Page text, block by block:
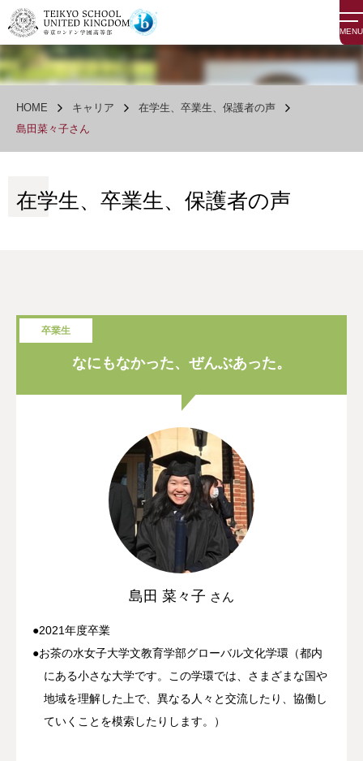
MENU
HOME キャリア
在学生、卒業生、保護者の声
島田菜々子さん
在学生、卒業生、保護者の声
卒業生
なにもなかった、ぜんぶあった。
島田 菜々子 さん
●2021年度卒業
●お茶の水女子大学文教育学部グローバル文化学環（都内
にある小さな大学です。この学環では、さまざまな国や
地域を理解した上で、異なる人々と交流したり、協働し
ていくことを模索したりします。）